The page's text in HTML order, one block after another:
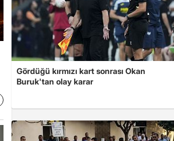
Gördüğü kırmızı kart sonrası Okan
Buruk'tan olay karar